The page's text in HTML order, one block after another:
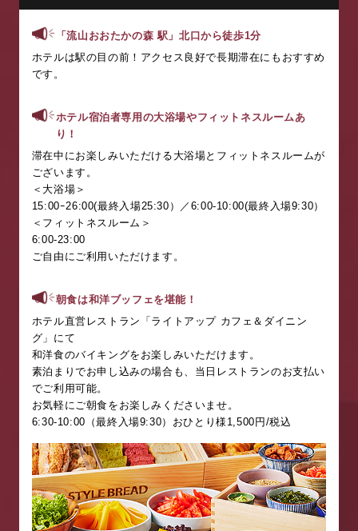
「流山おおたかの森 駅」北口から徒歩1分
ホテルは駅の目の前！アクセス良好で長期滞在にもおすすめ
です。
ホテル宿泊者専用の大浴場やフィットネスルームあ
り！
滞在中にお楽しみいただける大浴場とフィットネスルームが
ございます。
＜大浴場＞
15:00ｰ26:00(最終入場25:30 ）／ 6:00-10:00(最終入場9:30）
＜フィットネスルーム＞
6:00-23:00
ご自由にご利用いただけます。
朝食は和洋ブッフェを堪能！
ホテル直営レストラン「ライトアップ カフェ＆ダイニン
グ」にて
和洋食のバイキングをお楽しみいただけます。
素泊まりでお申し込みの場合も、当日レストランのお支払い
でご利用可能。
お気軽にご朝食をお楽しみくださいませ。
6:30-10:00 （最終入場9:30）おひとり様 1,500 円 /税込